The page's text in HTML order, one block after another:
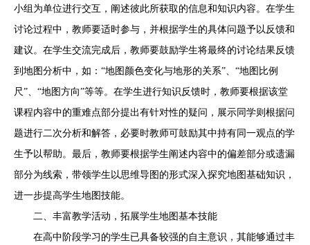
小组为单位进行交互，阐述彼此所获取的信息和知识内容。在学生
讨论过程中，教师要适时参与，并根据学生的具体问题予以反馈和
建议。在学生交流完成后，教师要鼓励学生将最终的讨论结果反馈
到地图分析中，如：“地图颜色变化与地形的关系”、“地图比例
尺”、“地图方向”等等。在学生进行知识反馈时，教师要根据该堂
课程内容中的重难点部分提出有针对性的疑问，展示同学则根据问
题进行二次分析和解答，必要时教师可鼓励其中持有同一观点的学
生予以帮助。最后，教师要根据学生阐述内容中的偏差部分或遗漏
部分为线索，带领学生以思维导图的形式深入探究地图基础知识，
进一步提高学生地图技能。
二、丰富教学活动，拓展学生地图基本技能
在高中阶段学习的学生已具备较强的自主意识，其能够通过丰